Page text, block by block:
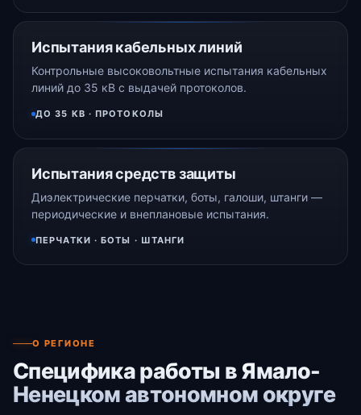
Испытания кабельных линий
Контрольные высоковольтные испытания кабельных
линий до 35 кВ с выдачей протоколов.
ДО 35 КВ · ПРОТОКОЛЫ
Испытания средств защиты
Диэлектрические перчатки, боты, галоши, штанги —
периодические и внеплановые испытания.
ПЕРЧАТКИ · БОТЫ · ШТАНГИ
О РЕГИОНЕ
Специфика работы в Ямало-
Ненецком автономном округе